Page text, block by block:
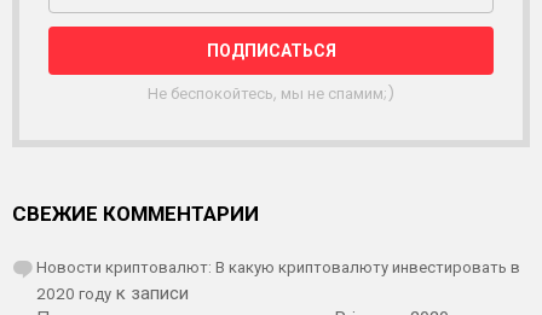
Ы
К
Не беспокойтесь, мы не спамим;)
СВЕЖИЕ КОММЕНТАРИИ
Новости криптовалют: В какую криптовалюту инвестировать в
2020 году к записи